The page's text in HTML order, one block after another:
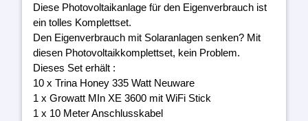
Diese Photovoltaikanlage für den Eigenverbrauch ist
ein tolles Komplettset.
Den Eigenverbrauch mit Solaranlagen senken? Mit
diesen Photovoltaikkomplettset, kein Problem.
Dieses Set erhält :
10 x Trina Honey 335 Watt Neuware
1 x Growatt MIn XE 3600 mit WiFi Stick
1 x 10 Meter Anschlusskabel